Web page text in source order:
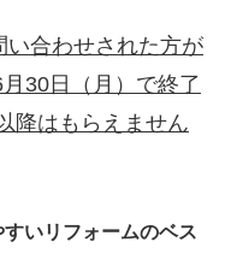
合わせされた方が
30日（月）で終了
降はもらえません
いリフォームのベス